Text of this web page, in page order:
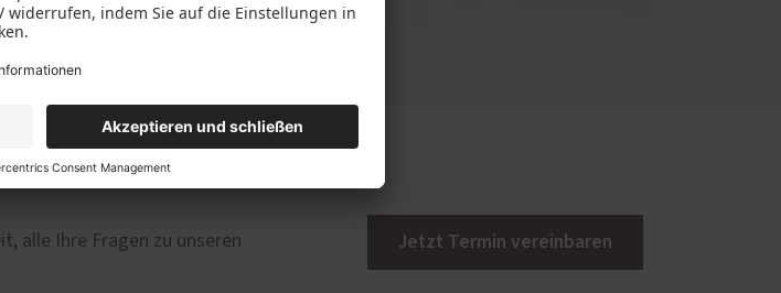
alle Ihre Fragen zu unseren
Jetzt Termin vereinbaren